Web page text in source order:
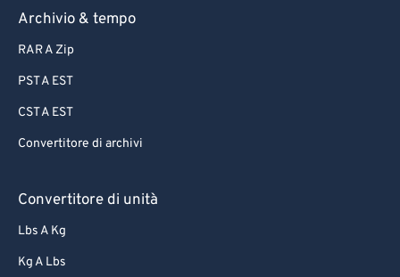
Archivio & tempo
RAR A Zip
PST A EST
CST A EST
Convertitore di archivi
Convertitore di unità
Lbs A Kg
Kg A Lbs